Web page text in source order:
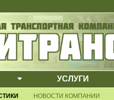
ВЫПАДАЮЩЕЕ МЕНЮ
УСЛУГИ
НОВОСТИ КОМПАНИИ